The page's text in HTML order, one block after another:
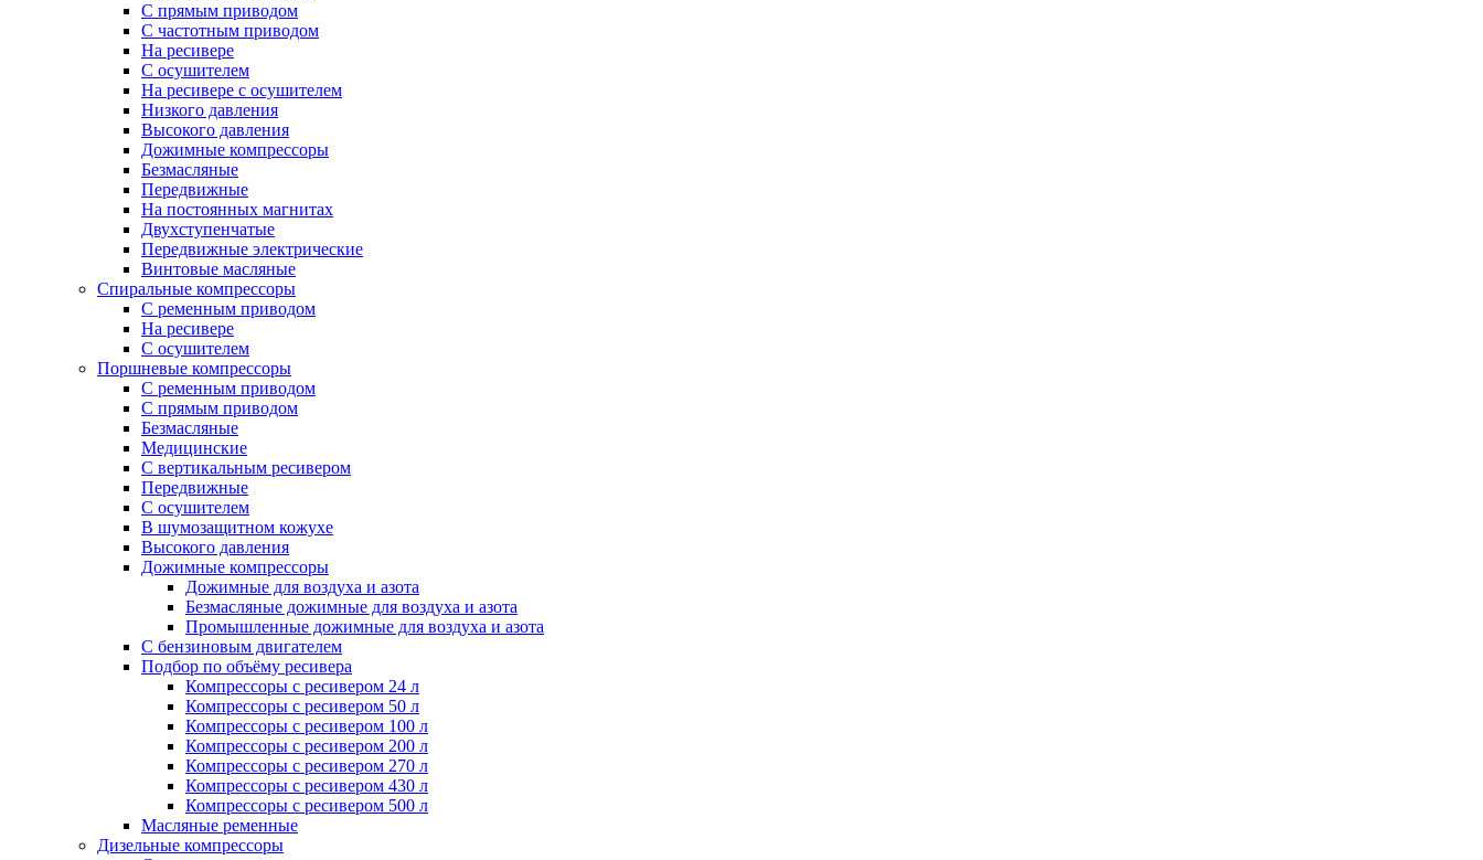
С прямым приводом
С частотным приводом
На ресивере
С осушителем
На ресивере с осушителем
Низкого давления
Высокого давления
Дожимные компрессоры
Безмасляные
Передвижные
На постоянных магнитах
Двухступенчатые
Передвижные электрические
Винтовые масляные
Спиральные компрессоры
С ременным приводом
На ресивере
С осушителем
Поршневые компрессоры
С ременным приводом
С прямым приводом
Безмасляные
Медицинские
С вертикальным ресивером
Передвижные
С осушителем
В шумозащитном кожухе
Высокого давления
Дожимные компрессоры
Дожимные для воздуха и азота
Безмасляные дожимные для воздуха и азота
Промышленные дожимные для воздуха и азота
С бензиновым двигателем
Подбор по объёму ресивера
Компрессоры с ресивером 24 л
Компрессоры с ресивером 50 л
Компрессоры с ресивером 100 л
Компрессоры с ресивером 200 л
Компрессоры с ресивером 270 л
Компрессоры с ресивером 430 л
Компрессоры с ресивером 500 л
Масляные ременные
Дизельные компрессоры